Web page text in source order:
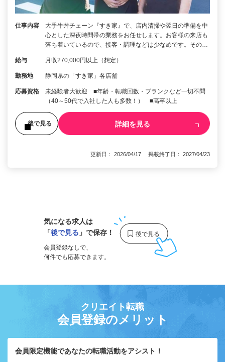
仕事内容
大手牛丼チェーン『すき家』で、店内清掃や翌日の準備を中
心とした深夜時間帯の業務をお任せします。お客様の来店も
落ち着いているので、接客・調理などは少なめです。その…
給与 月収270,000円以上（想定）
勤務地 静岡県の「すき家」各店舗
応募資格
未経験者大歓迎 ■年齢・転職回数・ブランクなど一切不問
（40～50代で入社した人も多数！） ■高卒以上
後で見る 詳細を見る
更新日： 2026/04/17 掲載終了日： 2027/04/23
気になる求人は
「後で見る 」で保存！
会員登録なしで、
何件でも応募できます。
クリエイト転職
会員登録のメリット
会員限定機能であなたの転職活動をアシスト！